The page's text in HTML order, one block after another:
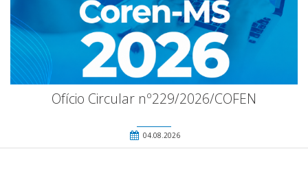
Ofício Circular nº229/2026/COFEN
04.08.2026